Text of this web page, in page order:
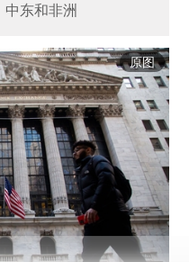
东和非洲
原图